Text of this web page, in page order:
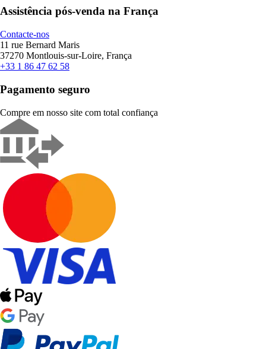
Assistência pós-venda na França
Contacte-nos
11 rue Bernard Maris
37270 Montlouis-sur-Loire, França
+33 1 86 47 62 58
Pagamento seguro
Compre em nosso site com total confiança